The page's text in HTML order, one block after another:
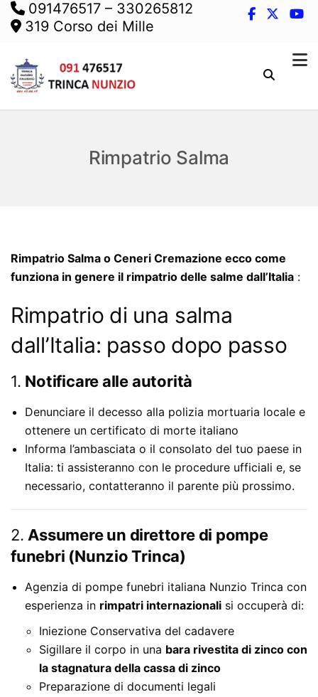
091476517 – 330265812
319 Corso dei Mille
Rimpatrio Salma
Rimpatrio Salma o Ceneri Cremazione ecco come
funziona in genere il rimpatrio delle salme dall’Italia :
Rimpatrio di una salma
dall’Italia: passo dopo passo
1. Notificare alle autorità
Denunciare il decesso alla polizia mortuaria locale e
ottenere un certificato di morte italiano
Informa l’ambasciata o il consolato del tuo paese in
Italia: ti assisteranno con le procedure ufficiali e, se
necessario, contatteranno il parente più prossimo.
2. Assumere un direttore di pompe
funebri (Nunzio Trinca)
Agenzia di pompe funebri italiana Nunzio Trinca con
esperienza in rimpatri internazionali si occuperà di:
Iniezione Conservativa del cadavere
Sigillare il corpo in una bara rivestita di zinco con
la stagnatura della cassa di zinco
Preparazione di documenti legali